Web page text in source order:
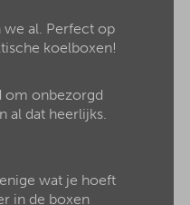
we al. Perfect op
koelboxen!
om onbezorgd
al dat heerlijks.
wat je hoeft
in de boxen